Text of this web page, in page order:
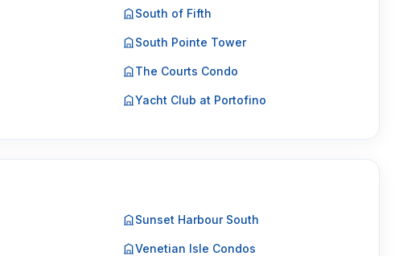
South of Fifth
South Pointe Tower
The Courts Condo
Yacht Club at Portofino
Sunset Harbour South
Venetian Isle Condos